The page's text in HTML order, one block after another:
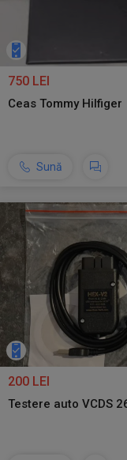
750 LEI
Ceas Tommy Hilfiger
Sună
200 LEI
Testere auto VCDS